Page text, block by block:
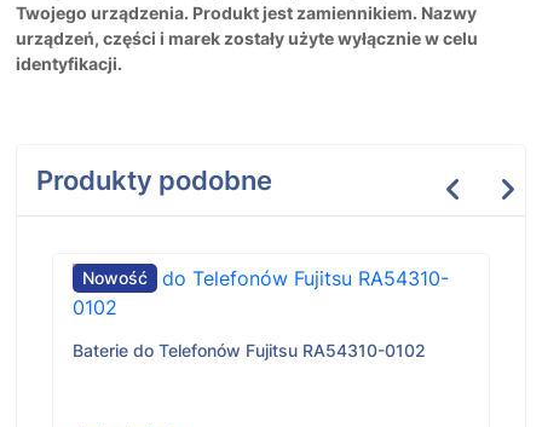
Twojego urządzenia. Produkt jest zamiennikiem. Nazwy
urządzeń, części i marek zostały użyte wyłącznie w celu
identyfikacji.
Produkty podobne
Nowość
Baterie do Telefonów Fujitsu RA54310-0102